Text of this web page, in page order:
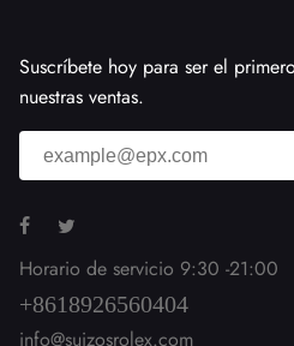
Suscríbete hoy para ser el
nuestras ventas.
Horario de servicio 9:30 -21:00
+8618926560404
info@suizosrolex.com